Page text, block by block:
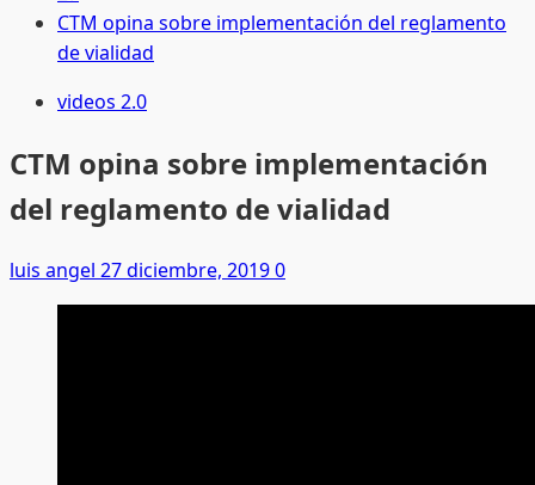
CTM opina sobre implementación del reglamento
de vialidad
videos 2.0
CTM opina sobre implementación
del reglamento de vialidad
luis angel 27 diciembre, 20190